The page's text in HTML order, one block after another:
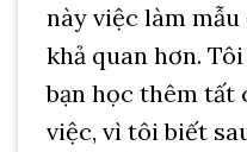
này việc làm
khả quan hơn.
bạn học thêm tất
việc, vì tôi biết